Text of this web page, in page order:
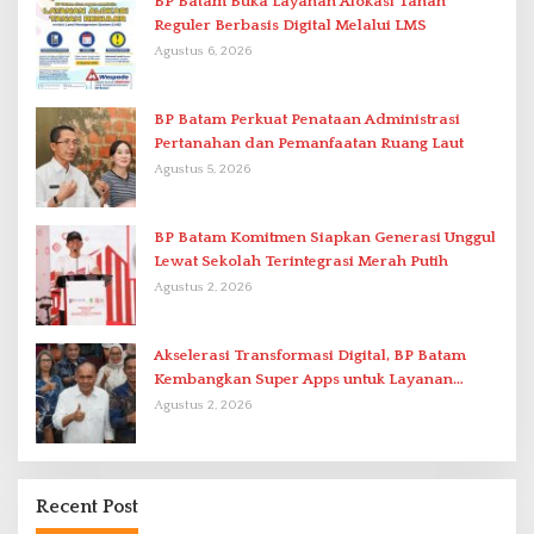
Reguler Berbasis Digital Melalui LMS
Agustus 6, 2026
BP Batam Perkuat Penataan Administrasi
Pertanahan dan Pemanfaatan Ruang Laut
Agustus 5, 2026
BP Batam Komitmen Siapkan Generasi Unggul
Lewat Sekolah Terintegrasi Merah Putih
Agustus 2, 2026
Akselerasi Transformasi Digital, BP Batam
Kembangkan Super Apps untuk Layanan
Terpadu
Agustus 2, 2026
Recent Post